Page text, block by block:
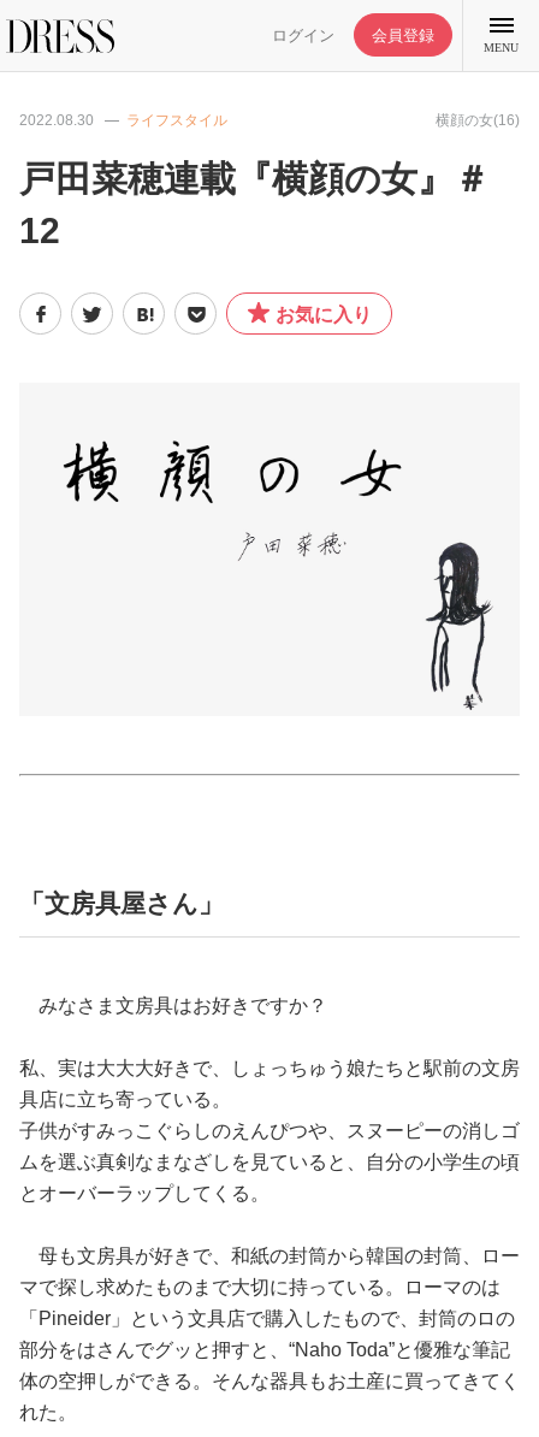
ログイン 会員登録
MENU
DRESS部活
ファッション
トラベル
カルチャー/エンタメ
占い
性と愛
2022.08.30 ライフスタイル 横顔の女(16)
戸田菜穂連載『横顔の女』＃
12
お気に入り
「文房具屋さん」
みなさま文房具はお好きですか？
私、実は大大大好きで、しょっちゅう娘たちと駅前の文房
具店に立ち寄っている。
子供がすみっこぐらしのえんぴつや、スヌーピーの消しゴ
ムを選ぶ真剣なまなざしを見ていると、自分の小学生の頃
とオーバーラップしてくる。
母も文房具が好きで、和紙の封筒から韓国の封筒、ロー
マで探し求めたものまで大切に持っている。ローマのは
「Pineider」という文具店で購入したもので、封筒のロの
部分をはさんでグッと押すと、“Naho Toda”と優雅な筆記
体の空押しができる。そんな器具もお土産に買ってきてく
れた。